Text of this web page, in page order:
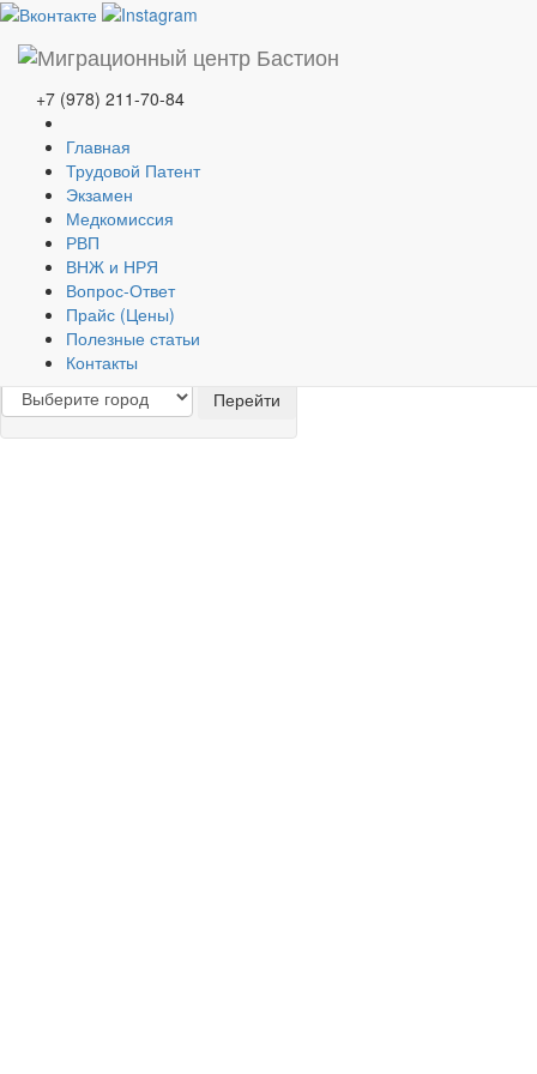
+7 (978) 211-70-84
Главная
Трудовой Патент
Экзамен
Медкомиссия
РВП
ВНЖ и НРЯ
Вопрос-Ответ
Прайс (Цены)
Полезные статьи
Контакты
Назад
РВП
Патент
Медицинская комиссия
Экзамен
Гражданство
Видеоотзывы наших клиентов
Посмотреть
Выберите удобный для Вас офис:
Перейти
© OOO ЕКА-тест +7 (978) 211-70-84